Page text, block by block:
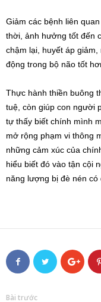
Giảm các bệnh liên
thời, ảnh hưởng tốt đến
chậm lại, huyết áp
động trong bộ não tốt
Thực hành thiền buông
tuệ, còn giúp con người
tự thấy biết chính mình
mở rộng phạm vi thông
những cảm xúc của
hiểu biết đó vào tận cội
năng lượng bị đè nén có
Bài trước